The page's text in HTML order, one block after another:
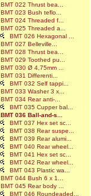
BMT 022 Thrust bea...
BMT 023 Bush teflo...
BMT 024 Threaded f...
BMT 025 Threaded a...
BMT 026 Hexagonal ...
BMT 027 Belleville...
BMT 028 Thrust bea...
BMT 029 Toothed pu...
BMT 030 Ø 4,75mm ...
BMT 031 Differenti...
BMT 032 Self tappi...
BMT 033 Washer 3 x...
BMT 034 Rear anti-...
BMT 035 Cupper bal...
BMT 036 Ball-and-s...
BMT 037 Hex set sc...
BMT 038 Rear suspe...
BMT 039 Rear alumi...
BMT 040 Rear wheel...
BMT 041 Hex set sc...
BMT 042 Rear wheel...
BMT 043 Plastic wa...
BMT 044 Bush 6 x 1...
BMT 045 Rear body ...
BMT 046 Roundeaded...